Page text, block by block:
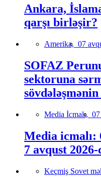
Ankara,
qarşı birləşir?
Amerika, 07
SOFAZ
sektoruna
Media İcmalı,
Media icmalı:
7 avqust
Keçmiş Sovet